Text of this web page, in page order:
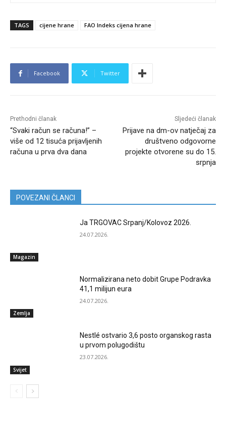
TAGS cijene hrane FAO Indeks cijena hrane
Facebook Twitter
Prethodni članak
“Svaki račun se računa!” –
više od 12 tisuća prijavljenih
računa u prva dva dana
Sljedeći članak
Prijave na dm-ov natječaj za
društveno odgovorne
projekte otvorene su do 15.
srpnja
POVEZANI ČLANCI
Magazin
Ja TRGOVAC Srpanj/Kolovoz 2026.
24.07.2026.
Zemlja
Normalizirana neto dobit Grupe Podravka
41,1 milijun eura
24.07.2026.
Svijet
Nestlé ostvario 3,6 posto organskog rasta
u prvom polugodištu
23.07.2026.